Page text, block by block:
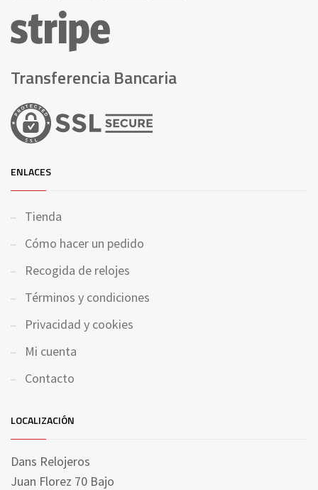
Transferencia Bancaria
ENLACES
Tienda
Cómo hacer un pedido
Recogida de relojes
Términos y condiciones
Privacidad y cookies
Mi cuenta
Contacto
LOCALIZACIÓN
Dans Relojeros
Juan Florez 70 Bajo